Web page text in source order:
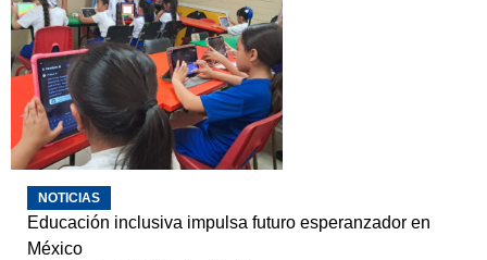
NOTICIAS
Educación inclusiva impulsa futuro esperanzador en
México